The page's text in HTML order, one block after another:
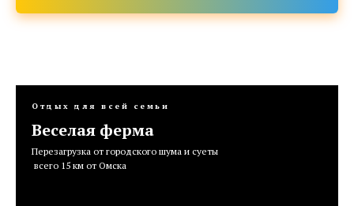
Отдых для всей семьи
Веселая ферма
Перезагрузка от городского шума и суеты
всего 15 км от Омска